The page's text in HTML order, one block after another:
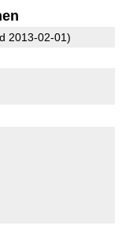
2013-02-01)